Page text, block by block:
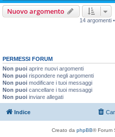
Nuovo argomento
14 argomenti
PERMESSI FORUM
Non puoi aprire nuovi argomenti
Non puoi rispondere negli argomenti
Non puoi modificare i tuoi messaggi
Non puoi cancellare i tuoi messaggi
Non puoi inviare allegati
Indice
Creato da phpBB® Forum